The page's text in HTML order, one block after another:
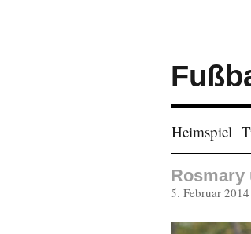
Heimspiel
Rosmary
Veröffentlicht
5. Februar 2014